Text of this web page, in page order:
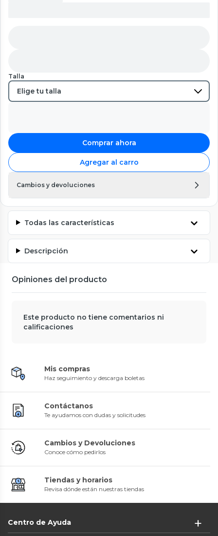
Talla
Comprar ahora
Agregar al carro
Cambios y devoluciones
Todas las características
Descripción
Opiniones del producto
Este producto no tiene comentarios ni
calificaciones
Mis compras
Haz seguimiento y descarga boletas
Contáctanos
Te ayudamos con dudas y solicitudes
Cambios y Devoluciones
Conoce cómo pedirlos
Tiendas y horarios
Revisa dónde están nuestras tiendas
Centro de Ayuda